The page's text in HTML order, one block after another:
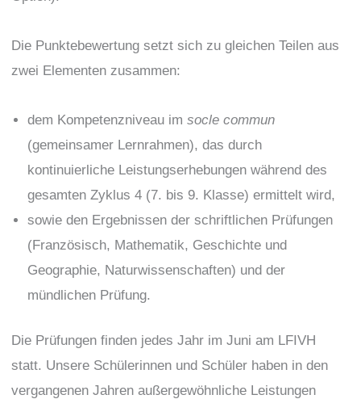
Die Punktebewertung setzt sich zu gleichen Teilen aus
zwei Elementen zusammen:
dem Kompetenzniveau imsocle commun
(gemeinsamer Lernrahmen), das durch
kontinuierliche Leistungserhebungen während des
gesamten Zyklus 4 (7. bis 9. Klasse) ermittelt wird,
sowie den Ergebnissen der schriftlichen Prüfungen
(Französisch, Mathematik, Geschichte und
Geographie, Naturwissenschaften) und der
mündlichen Prüfung.
Die Prüfungen finden jedes Jahr im Juni am LFIVH
statt. Unsere Schülerinnen und Schüler haben in den
vergangenen Jahren außergewöhnliche Leistungen